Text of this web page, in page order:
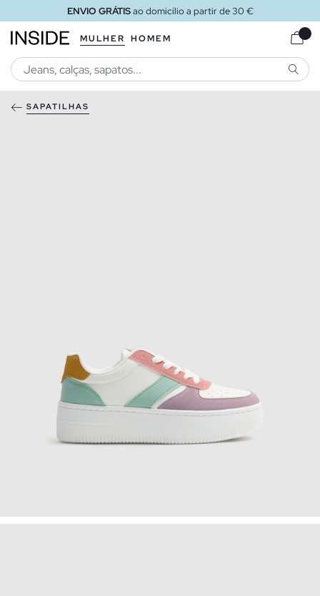
ENVIO GRÁTISao domicílio a partir de 30 €
MULHER HOMEM
SAPATILHAS